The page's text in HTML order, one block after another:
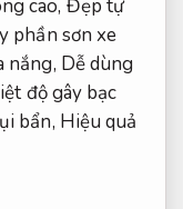
cao, Đẹp tự
phần sơn xe
nắng, Dễ dùng
độ gây bạc
bẩn, Hiệu quả